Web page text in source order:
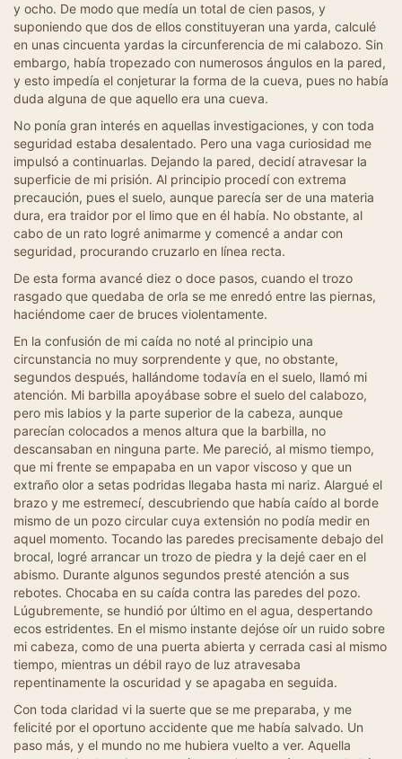
y ocho. De modo que medía un total de cien pasos, y
suponiendo que dos de ellos constituyeran una yarda, calculé
en unas cincuenta yardas la circunferencia de mi calabozo. Sin
embargo, había tropezado con numerosos ángulos en la pared,
y esto impedía el conjeturar la forma de la cueva, pues no había
duda alguna de que aquello era una cueva.
No ponía gran interés en aquellas investigaciones, y con toda
seguridad estaba desalentado. Pero una vaga curiosidad me
impulsó a continuarlas. Dejando la pared, decidí atravesar la
superficie de mi prisión. Al principio procedí con extrema
precaución, pues el suelo, aunque parecía ser de una materia
dura, era traidor por el limo que en él había. No obstante, al
cabo de un rato logré animarme y comencé a andar con
seguridad, procurando cruzarlo en línea recta.
De esta forma avancé diez o doce pasos, cuando el trozo
rasgado que quedaba de orla se me enredó entre las piernas,
haciéndome caer de bruces violentamente.
En la confusión de mi caída no noté al principio una
circunstancia no muy sorprendente y que, no obstante,
segundos después, hallándome todavía en el suelo, llamó mi
atención. Mi barbilla apoyábase sobre el suelo del calabozo,
pero mis labios y la parte superior de la cabeza, aunque
parecían colocados a menos altura que la barbilla, no
descansaban en ninguna parte. Me pareció, al mismo tiempo,
que mi frente se empapaba en un vapor viscoso y que un
extraño olor a setas podridas llegaba hasta mi nariz. Alargué el
brazo y me estremecí, descubriendo que había caído al borde
mismo de un pozo circular cuya extensión no podía medir en
aquel momento. Tocando las paredes precisamente debajo del
brocal, logré arrancar un trozo de piedra y la dejé caer en el
abismo. Durante algunos segundos presté atención a sus
rebotes. Chocaba en su caída contra las paredes del pozo.
Lúgubremente, se hundió por último en el agua, despertando
ecos estridentes. En el mismo instante dejóse oír un ruido sobre
mi cabeza, como de una puerta abierta y cerrada casi al mismo
tiempo, mientras un débil rayo de luz atravesaba
repentinamente la oscuridad y se apagaba en seguida.
Con toda claridad vi la suerte que se me preparaba, y me
felicité por el oportuno accidente que me había salvado. Un
paso más, y el mundo no me hubiera vuelto a ver. Aquella